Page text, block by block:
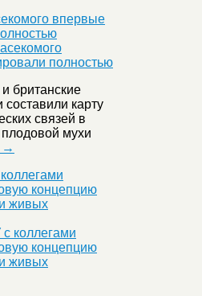
впервые
британские
составили карту
связей в
плодовой мухи
→
концепцию
живых